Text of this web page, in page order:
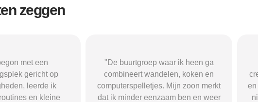
zeggen
buurtgroep waar ik heen ga
wandelen, koken en
Mijn zoon merkt
ik minder eenzaam ben en weer
"Ik doe dagelijks mee aan een
creatieve groep waar we
en knutselen. Het geeft me
nieuwe vaardigheden en ik heb